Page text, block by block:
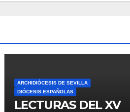
ARCHIDIÓCESIS DE SEVILLA
DIÓCESIS ESPAÑOLAS
LECTURAS DEL XV